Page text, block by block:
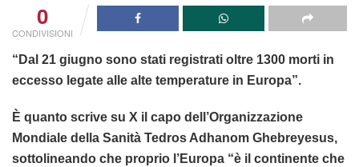
0
CONDIVISIONI
“Dal 21 giugno sono stati registrati oltre 1300 morti in
eccesso legate alle alte temperature in Europa”.
È quanto scrive su X il capo dell’Organizzazione
Mondiale della Sanità Tedros Adhanom Ghebreyesus,
sottolineando che proprio l’Europa “è il continente che